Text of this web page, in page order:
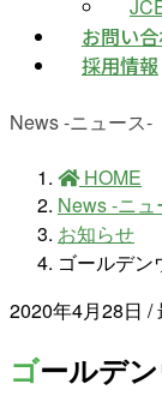
お問い
採用情報
News -ニュース-
HOME
News -ニュ
お知らせ
ゴールデン
2020年4月28日 /
ゴールデ